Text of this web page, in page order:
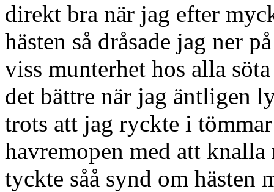
direkt bra när jag efter
hästen så dråsade jag ner
viss munterhet hos alla
det bättre när jag äntligen
trots att jag ryckte i
havremopen med att
tyckte såå synd om hästen